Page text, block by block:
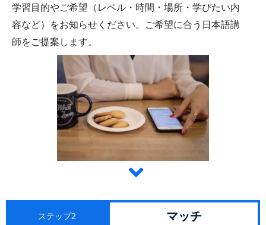
学習目的やご希望（レベル・時間・場所・学びたい内
容など）をお知らせください。ご希望に合う日本語講
師をご提案します。
ステップ2 マッチ